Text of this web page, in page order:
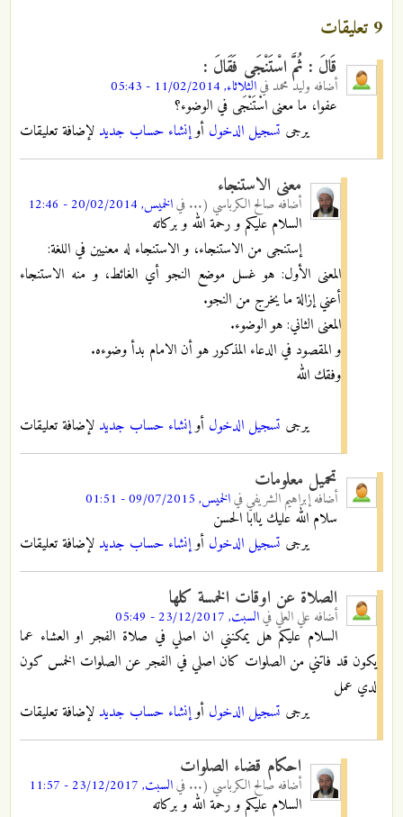
9 تعليقات
قَالَ : ثُمَّ اسْتَنْجَى فَقَالَ :
أضافه وليد محمد فيالثلاثاء, 11/02/2014 - 05:43
عفوا، ما معنى اسْتَنْجَى في الوضوء؟
يرجى تسجيل الدخول أوإنشاء حساب جديد لإضافة تعليقات
معنى الاستنجاء
أضافه صالح الكرباسي (... فيالخميس, 20/02/2014 - 12:46
السلام عليكم و رحمة الله و بركاته
إستنجى من الاستنجاء، و الاستنجاء له معنيين في اللغة:
المعنى الأول: هو غسل موضع النجو أي الغائط، و منه الاستنجاء
أعني إزالة ما يخرج من النجو.
المعنى الثاني: هو الوضوء.
و المقصود في الدعاء المذكور هو أن الامام بدأ وضوءه.
وفقك الله
يرجى تسجيل الدخول أوإنشاء حساب جديد لإضافة تعليقات
تحميل معلومات
أضافهإبراهيم الشريفيفيالخميس, 09/07/2015 - 01:51
سلام الله عليك ياابا الحسن
يرجى تسجيل الدخول أوإنشاء حساب جديد لإضافة تعليقات
الصلاة عن اوقات الخمسة كلها
أضافه علي العلي فيالسبت, 23/12/2017 - 05:49
السلام عليكم هل يمكنني ان اصلي في صلاة الفجر او العشاء عما
يكون قد فاتني من الصلوات كان اصلي في الفجر عن الصلوات الخمس كون
لدي عمل
يرجى تسجيل الدخول أوإنشاء حساب جديد لإضافة تعليقات
احكام قضاء الصلوات
أضافه صالح الكرباسي (... فيالسبت, 23/12/2017 - 11:57
السلام عليكم و رحمة الله و بركاته